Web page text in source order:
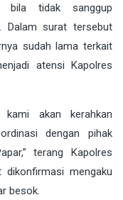
tidak sanggup
Dalam surat tersebut
sudah lama terkait
atensi Kapolres
akan kerahkan
dengan pihak
terang Kapolres
mengaku
besok.